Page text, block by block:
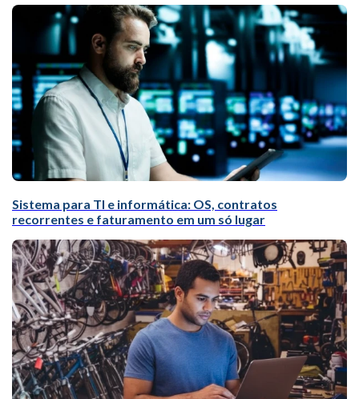
Sistema para TI e informática: OS, contratos
recorrentes e faturamento em um só lugar